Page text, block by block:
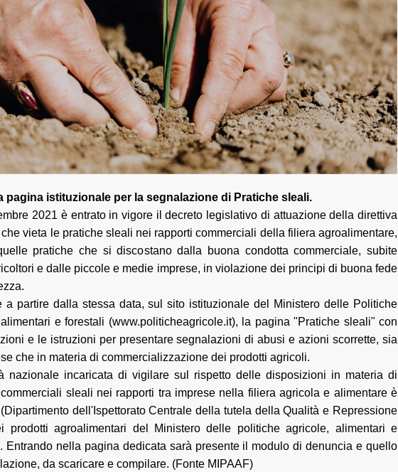
pagina istituzionale per la segnalazione di Pratiche sleali.
2021 è entrato in vigore il decreto legislativo di attuazione della direttiva
vieta le pratiche sleali nei rapporti commerciali della filiera agroalimentare,
pratiche che si discostano dalla buona condotta commerciale, subite
e dalle piccole e medie imprese, in violazione dei principi di buona fede
a partire dalla stessa data, sul sito istituzionale del Ministero delle Politiche
e forestali (www.politicheagricole.it), la pagina "Pratiche sleali" con
e le istruzioni per presentare segnalazioni di abusi e azioni scorrette, sia
che in materia di commercializzazione dei prodotti agricoli.
nazionale incaricata di vigilare sul rispetto delle disposizioni in materia di
sleali nei rapporti tra imprese nella filiera agricola e alimentare è
(Dipartimento dell'Ispettorato Centrale della tutela della Qualità e Repressione
prodotti agroalimentari del Ministero delle politiche agricole, alimentari e
Entrando nella pagina dedicata sarà presente il modulo di denuncia e quello
da scaricare e compilare. (Fonte MIPAAF)